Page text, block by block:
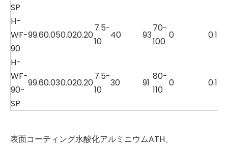
SP
H-
WF-
90
99.60.050.020.20
7.5-
10
40 93
70-
100
0 0.1
H-
WF-
90-
SP
99.60.030.020.20
7.5-
10
30 91
80-
110
0 0.1
表面コーティング水酸化アルミニウムATH、